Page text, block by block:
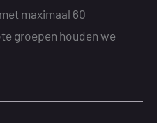
maximaal 60
groepen houden we